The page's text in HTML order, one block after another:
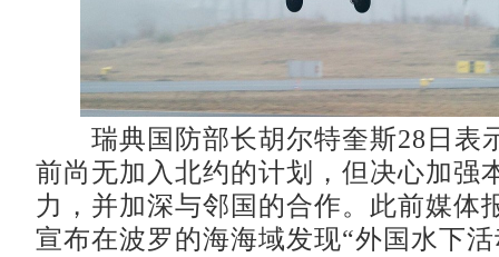
瑞典国防部长胡尔特奎斯28日表
前尚无加入北约的计划，但决心加强
力，并加深与邻国的合作。此前媒体
宣布在波罗的海海域发现“外国水下